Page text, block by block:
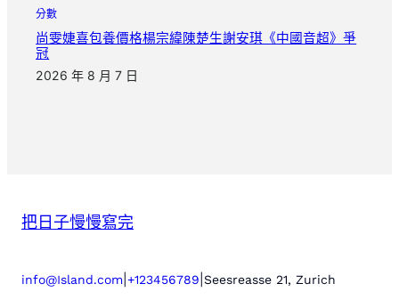
分數
尚雯婕喜包養價格楊宗緯陳楚生謝安琪《中國音超》爭
冠
2026 年 8 月 7 日
把日子慢慢寫完
info@Island.com +123456789 Seesreasse 21, Zurich